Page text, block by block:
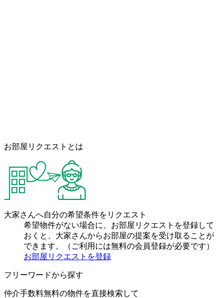
お部屋リクエストとは
大家さんへ自分の希望条件をリクエスト
希望物件がない場合に、お部屋リクエストを登録して
おくと、大家さんからお部屋の提案を受け取ることが
できます。（ご利用には無料の会員登録が必要です）
お部屋リクエストを登録
フリーワードから探す
仲介手数料無料の物件を直接検索して